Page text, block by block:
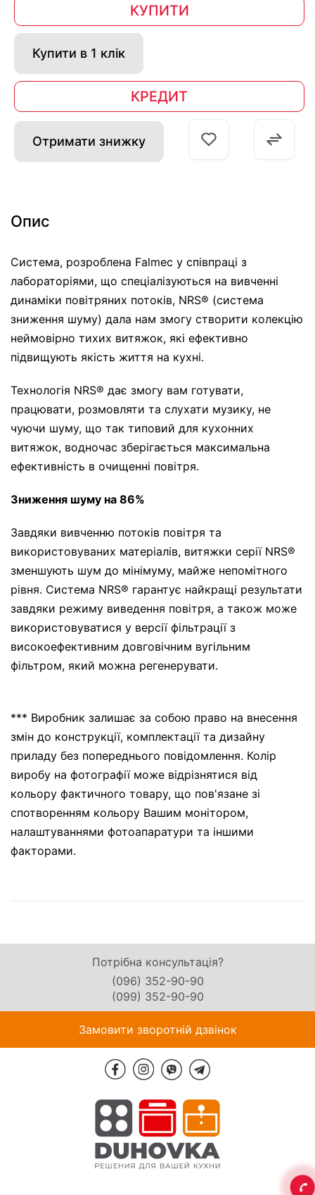
КУПИТИ
Купити в 1 клік
КРЕДИТ
Отримати знижку
Опис
Система, розроблена Falmec у співпраці з
лабораторіями, що спеціалізуються на вивченні
динаміки повітряних потоків, NRS® (система
зниження шуму) дала нам змогу створити колекцію
неймовірно тихих витяжок, які ефективно
підвищують якість життя на кухні.
Технологія NRS® дає змогу вам готувати,
працювати, розмовляти та слухати музику, не
чуючи шуму, що так типовий для кухонних
витяжок, водночас зберігається максимальна
ефективність в очищенні повітря.
Зниження шуму на 86%
Завдяки вивченню потоків повітря та
використовуваних матеріалів, витяжки серії NRS®
зменшують шум до мінімуму, майже непомітного
рівня. Система NRS® гарантує найкращі результати
завдяки режиму виведення повітря, а також може
використовуватися у версії фільтрації з
високоефективним довговічним вугільним
фільтром, який можна регенерувати.
*** Виробник залишає за собою право на внесення
змін до конструкції, комплектації та дизайну
приладу без попереднього повідомлення. Колір
виробу на фотографії може відрізнятися від
кольору фактичного товару, що пов'язане зі
спотворенням кольору Вашим монітором,
налаштуваннями фотоапаратури та іншими
факторами.
Потрібна консультація?
(096) 352-90-90
(099) 352-90-90
Замовити зворотній дзвінок